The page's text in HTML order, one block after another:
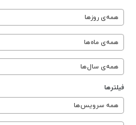
همه‌ی روزها
همه‌ی ماه‌ها
همه‌ی سال‌ها
فیلترها
همه سرویس‌ها